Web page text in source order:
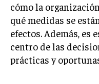
NEGOCIOS
ESTRATEGIAS
MARKETING B2B
MARKETING B2C
cómo la
qué medidas se
efectos. Además, es
centro de las
prácticas y